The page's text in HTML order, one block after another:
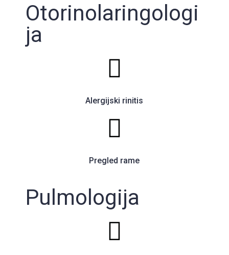
Otorinolaringologi
ja
Alergijski rinitis
Pregled rame
Pulmologija